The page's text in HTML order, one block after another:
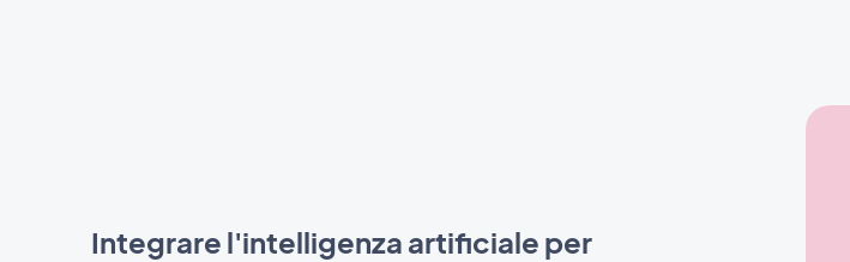
Integrare l'intelligenza artificiale per